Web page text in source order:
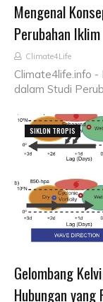
Mengenal
Perubahan Iklim
Climate4Life
Climate4life.info
dalam Studi
SIKLON TROPIS
Gelombang
Hubungan